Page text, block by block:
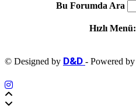
Bu Forumda Ara
Hızlı Menü:
© Designed by D&D - Powered by